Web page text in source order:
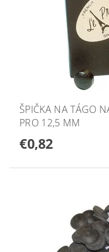
ŠPIČKA NA TÁGO
PRO 12,5 MM
€0,82